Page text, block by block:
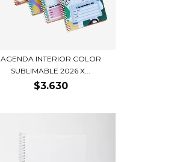
AGENDA INTERIOR COLOR
SUBLIMABLE 2026 X...
$3.630